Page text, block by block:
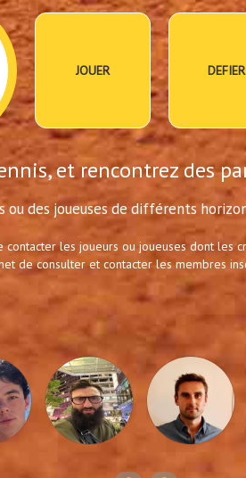
JOUER DEFIER
et rencontrez des
ou des joueuses de différents
contacter les joueurs ou joueuses dont les
de consulter et contacter les membres